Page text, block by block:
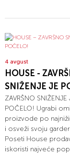
4 avgust
HOUSE -
SNIŽENJE JE
ZAVRŠNO SNIŽENJE
POČELO! Ugrabi
proizvode po
i osveži svoju
Poseti House
iskoristi najveće